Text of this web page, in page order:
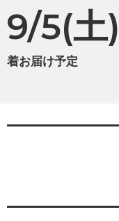
9/5(土)
着お届け予定